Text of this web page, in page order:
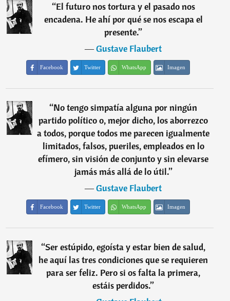
“El futuro nos tortura y el pasado nos
encadena. He ahí por qué se nos escapa el
presente.”
―Gustave Flaubert
Facebook Twitter WhatsApp Imagen
“No tengo simpatía alguna por ningún
partido político o, mejor dicho, los aborrezco
a todos, porque todos me parecen igualmente
limitados, falsos, pueriles, empleados en lo
efímero, sin visión de conjunto y sin elevarse
jamás más allá de lo útil.”
―Gustave Flaubert
Facebook Twitter WhatsApp Imagen
“Ser estúpido, egoísta y estar bien de salud,
he aquí las tres condiciones que se requieren
para ser feliz. Pero si os falta la primera,
estáis perdidos.”